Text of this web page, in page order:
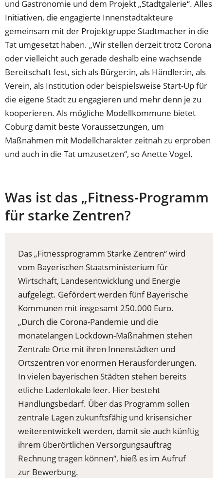
und Gastronomie und dem Projekt „Stadtgalerie“. Alles
Initiativen, die engagierte Innenstadtakteure
gemeinsam mit der Projektgruppe Stadtmacher in die
Tat umgesetzt haben. „Wir stellen derzeit trotz Corona
oder vielleicht auch gerade deshalb eine wachsende
Bereitschaft fest, sich als Bürger:in, als Händler:in, als
Verein, als Institution oder beispielsweise Start-Up für
die eigene Stadt zu engagieren und mehr denn je zu
kooperieren. Als mögliche Modellkommune bietet
Coburg damit beste Voraussetzungen, um
Maßnahmen mit Modellcharakter zeitnah zu erproben
und auch in die Tat umzusetzen“, so Anette Vogel.
Was ist das „Fitness-Programm
für starke Zentren?
Das „Fitnessprogramm Starke Zentren“ wird
vom Bayerischen Staatsministerium für
Wirtschaft, Landesentwicklung und Energie
aufgelegt. Gefördert werden fünf Bayerische
Kommunen mit insgesamt 250.000 Euro.
„Durch die Corona-Pandemie und die
monatelangen Lockdown-Maßnahmen stehen
Zentrale Orte mit ihren Innenstädten und
Ortszentren vor enormen Herausforderungen.
In vielen bayerischen Städten stehen bereits
etliche Ladenlokale leer. Hier besteht
Handlungsbedarf. Über das Programm sollen
zentrale Lagen zukunftsfähig und krisensicher
weiterentwickelt werden, damit sie auch künftig
ihrem überörtlichen Versorgungsauftrag
Rechnung tragen können“, hieß es im Aufruf
zur Bewerbung.